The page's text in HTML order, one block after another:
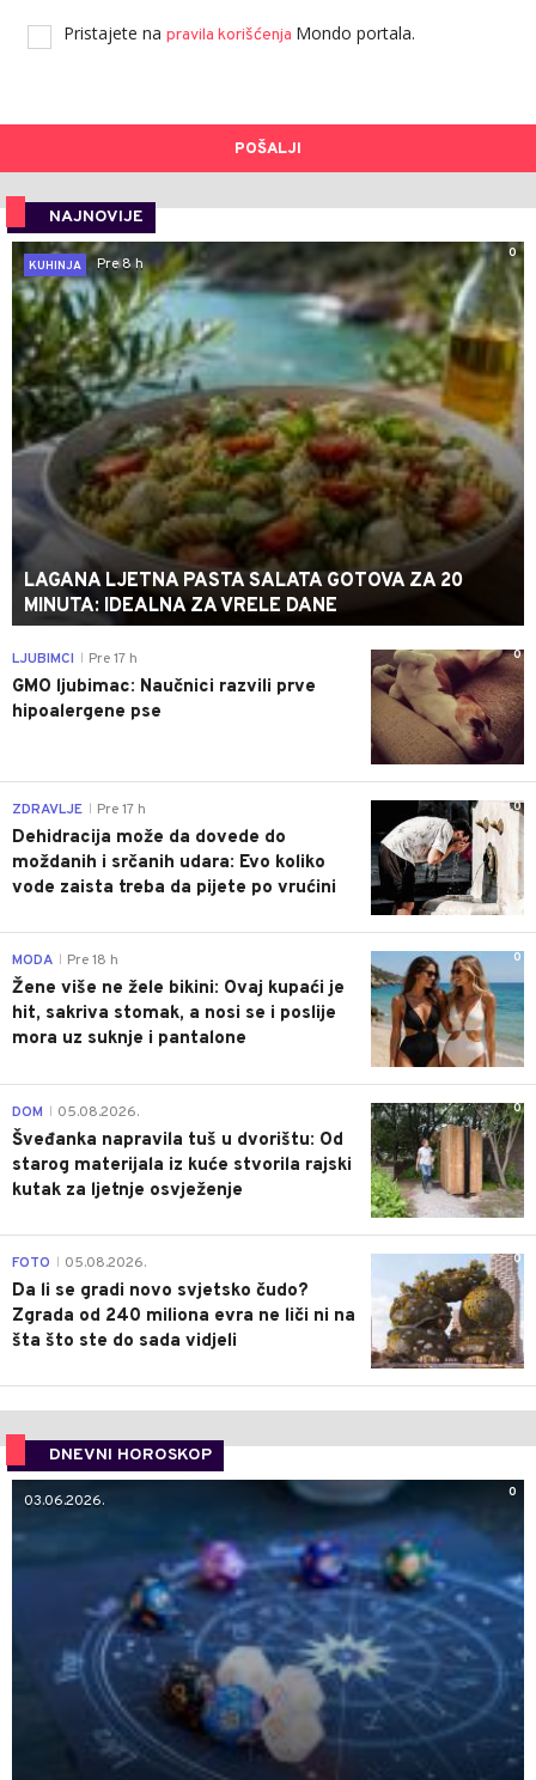
Pristajete na pravila korišćenja Mondo portala.
POŠALJI
NAJNOVIJE
0
KUHINJA
Pre 8 h
LAGANA LJETNA PASTA SALATA GOTOVA ZA 20
MINUTA: IDEALNA ZA VRELE DANE
0
LJUBIMCI Pre 17 h
GMO ljubimac: Naučnici razvili prve
hipoalergene pse
0
ZDRAVLJE Pre 17 h
Dehidracija može da dovede do
moždanih i srčanih udara: Evo koliko
vode zaista treba da pijete po vrućini
0
MODA Pre 18 h
Žene više ne žele bikini: Ovaj kupaći je
hit, sakriva stomak, a nosi se i poslije
mora uz suknje i pantalone
0
DOM 05.08.2026.
Šveđanka napravila tuš u dvorištu: Od
starog materijala iz kuće stvorila rajski
kutak za ljetnje osvježenje
0
FOTO 05.08.2026.
Da li se gradi novo svjetsko čudo?
Zgrada od 240 miliona evra ne liči ni na
šta što ste do sada vidjeli
DNEVNI HOROSKOP
0
03.06.2026.